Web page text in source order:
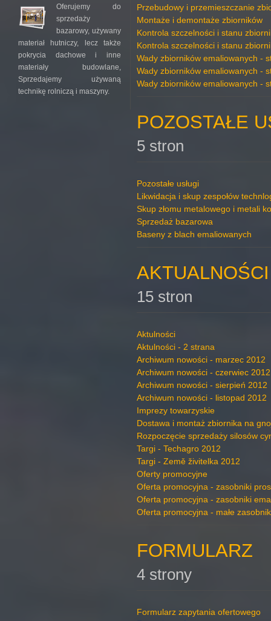
Oferujemy do
sprzedaży
bazarowy, używany
materiał hutniczy, lecz także
pokrycia dachowe i inne
materiały budowlane,
Sprzedajemy używaną
technikę rolniczą i maszyny.
Przebudowy i przemieszczanie
Montaże i demontaże zbiorników
Kontrola szczelności i stanu
Kontrola szczelności i stanu
Wady zbiorników emaliowanych -
Wady zbiorników emaliowanych -
Wady zbiorników emaliowanych -
POZOSTAŁE
5 stron
Pozostałe usługi
Likwidacja i skup zespołów
Skup złomu metalowego i metali
Sprzedaż bazarowa
Baseny z blach emaliowanych
AKTUALNOŚCI
15 stron
Aktulności
Aktulności - 2 strana
Archiwum nowości - marzec 2012
Archiwum nowości - czerwiec 2012
Archiwum nowości - sierpień 2012
Archiwum nowości - listopad 2012
Imprezy towarzyskie
Dostawa i montaż zbiornika na
Rozpoczęcie sprzedaży silosów
Targi - Techagro 2012
Targi - Země živitelka 2012
Oferty promocyjne
Oferta promocyjna - zasobniki
Oferta promocyjna - zasobniki
Oferta promocyjna - małe
FORMULARZ
4 strony
Formularz zapytania ofertowego